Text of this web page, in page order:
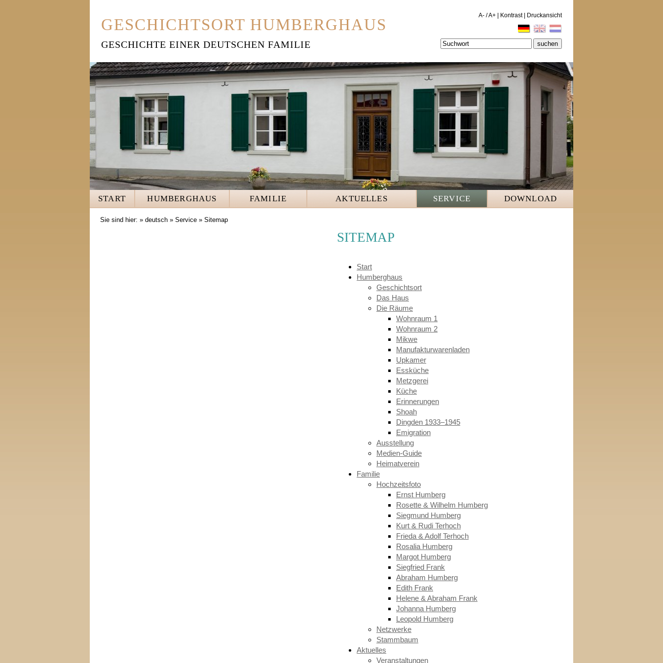
GESCHICHTSORT HUMBERGHAUS
GESCHICHTE EINER DEUTSCHEN FAMILIE
A- /A+ Kontrast| Druckansicht
START HUMBERGHAUS FAMILIE AKTUELLES SERVICE DOWNLOAD
Sie sind hier: » deutsch » Service » Sitemap
SITEMAP
Start
Humberghaus
Geschichtsort
Das Haus
Die Räume
Wohnraum 1
Wohnraum 2
Mikwe
Manufakturwarenladen
Upkamer
Essküche
Metzgerei
Küche
Erinnerungen
Shoah
Dingden 1933–1945
Emigration
Ausstellung
Medien-Guide
Heimatverein
Familie
Hochzeitsfoto
Ernst Humberg
Rosette & Wilhelm Humberg
Siegmund Humberg
Kurt & Rudi Terhoch
Frieda & Adolf Terhoch
Rosalia Humberg
Margot Humberg
Siegfried Frank
Abraham Humberg
Edith Frank
Helene & Abraham Frank
Johanna Humberg
Leopold Humberg
Netzwerke
Stammbaum
Aktuelles
Veranstaltungen